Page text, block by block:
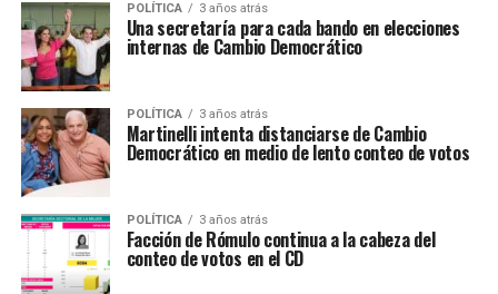
POLÍTICA 3 años atrás
Una secretaría para cada bando en elecciones
internas de Cambio Democrático
POLÍTICA 3 años atrás
Martinelli intenta distanciarse de Cambio
Democrático en medio de lento conteo de votos
POLÍTICA 3 años atrás
Facción de Rómulo continua a la cabeza del
conteo de votos en el CD